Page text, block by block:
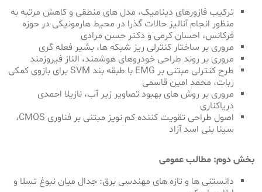
ترکیب فازورهای دینامیک، مدل های منطقی و کاهش مرتبه به
منظور انجام آنالیز حالات گذرا در محیط هارمونیکی در حوزه
فرکانس، احسان کرمی و دکتر حسن مرادی
مروری بر ساختار کنترلی ریز شبکه ها، بشیر فعله گری
مروری بر روند طراحی خودروهای هوشمند، الناز فیروزمند
طرح کنترلی مبتنی بر EMG با طبقه بند SVM برای بازوی کمکی
ربات، محمد امین قاسمی
مروری بر روش های بهبود تصاویر زیر آب، نازیلا احمدی
دریاکناری
اصول طراحی تقویت کننده کم نویز مبتنی بر فناوری CMOS،
سینا بنی اسد آزاد
بخش دوم: مطالب عمومی
دانستنی ها و تازه های مهندسی برق: جدال میان نبوغ تسلا و